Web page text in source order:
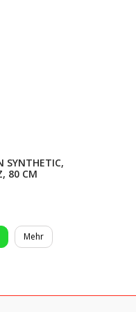
SYNTHETIC,
80 CM
Mehr